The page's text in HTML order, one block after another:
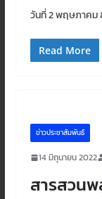
วันที่ 2 พฤษภาคม
Read More
ข่าวประชาสัมพันธ์
14 มิถุนายน 2022
สารสวนพ